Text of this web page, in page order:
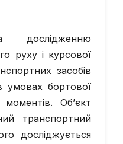
дослідженню
руху і курсової
засобів
умовах бортової
моментів. Об’єкт
транспортний
досліджується